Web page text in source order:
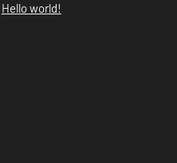
Hello world!